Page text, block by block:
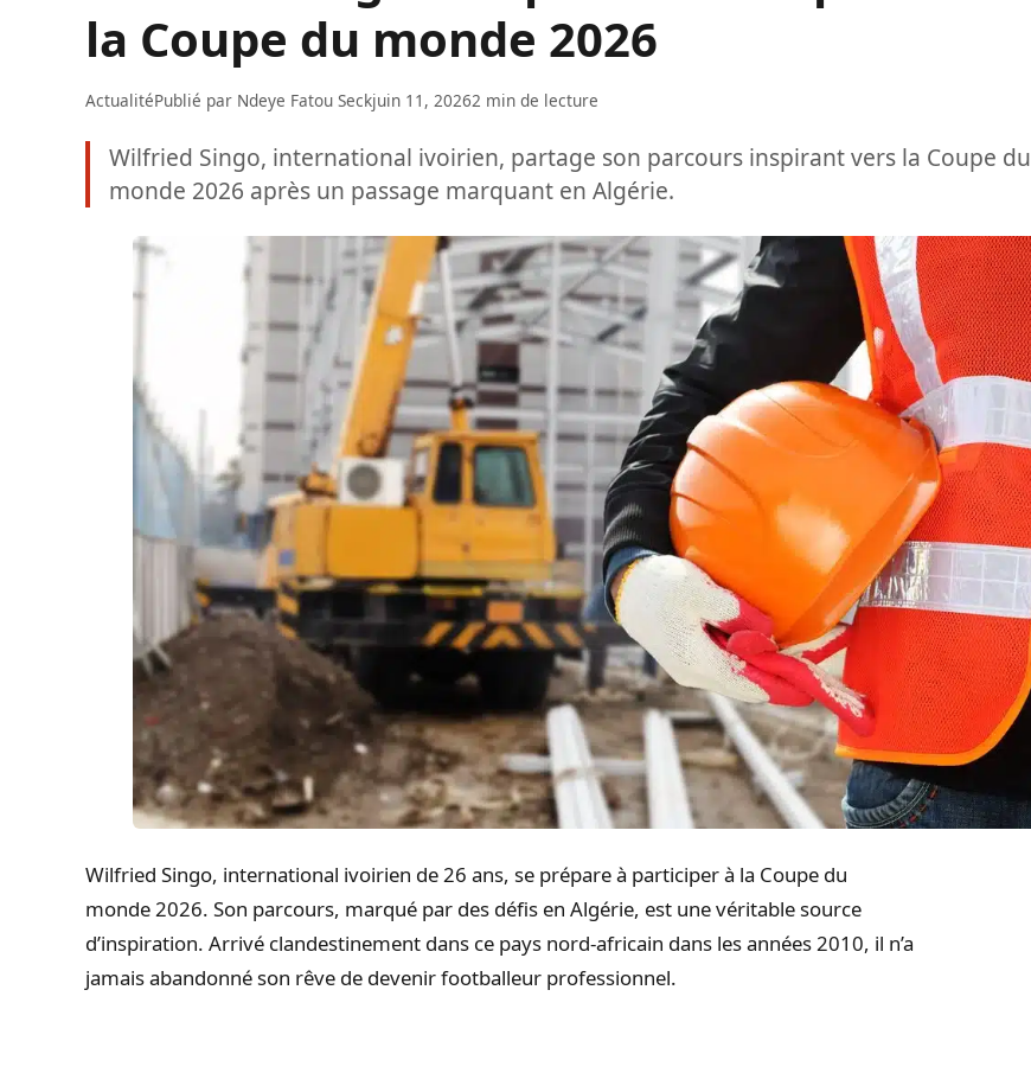
la Coupe du monde 2026
ActualitéPublié par Ndeye Fatou Seckjuin 11, 20262 min de lecture
Wilfried Singo, international ivoirien, partage son parcours inspirant vers la Coupe du
monde 2026 après un passage marquant en Algérie.
Wilfried Singo, international ivoirien de 26 ans, se prépare à participer à la Coupe du
monde 2026. Son parcours, marqué par des défis en Algérie, est une véritable source
d’inspiration. Arrivé clandestinement dans ce pays nord-africain dans les années 2010, il n’a
jamais abandonné son rêve de devenir footballeur professionnel.